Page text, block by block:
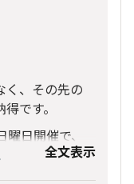
く、その先の
です。
日開催で、
る通り、その1
で、この1週
全文表示